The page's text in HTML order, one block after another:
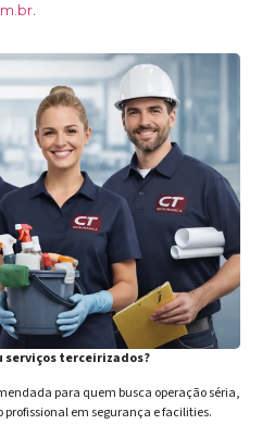
serviços terceirizados?
para quem busca operação séria,
em segurança e facilities.